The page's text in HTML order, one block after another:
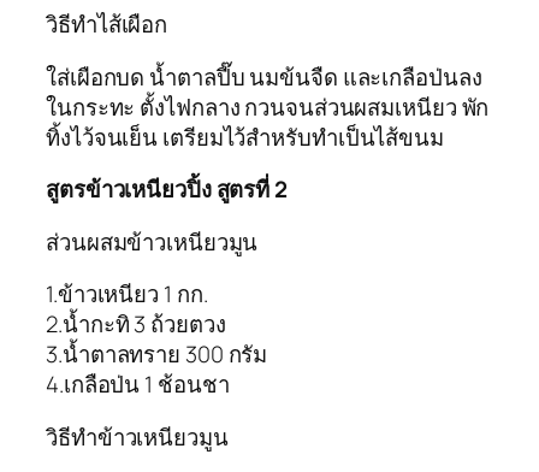
วิธีทำไส้เผือก
ใส่เผือกบด น้ำตาลปี๊บ นมข้นจืด และเกลือป่นลง
ในกระทะ ตั้งไฟกลาง กวนจนส่วนผสมเหนียว พัก
ทิ้งไว้จนเย็น เตรียมไว้สำหรับทำเป็นไส้ขนม
สูตรข้าวเหนียวปิ้ง สูตรที่ 2
ส่วนผสมข้าวเหนียวมูน
1.ข้าวเหนียว 1 กก.
2.น้ำกะทิ 3 ถ้วยตวง
3.น้ำตาลทราย 300 กรัม
4.เกลือป่น 1 ช้อนชา
วิธีทำข้าวเหนียวมูน